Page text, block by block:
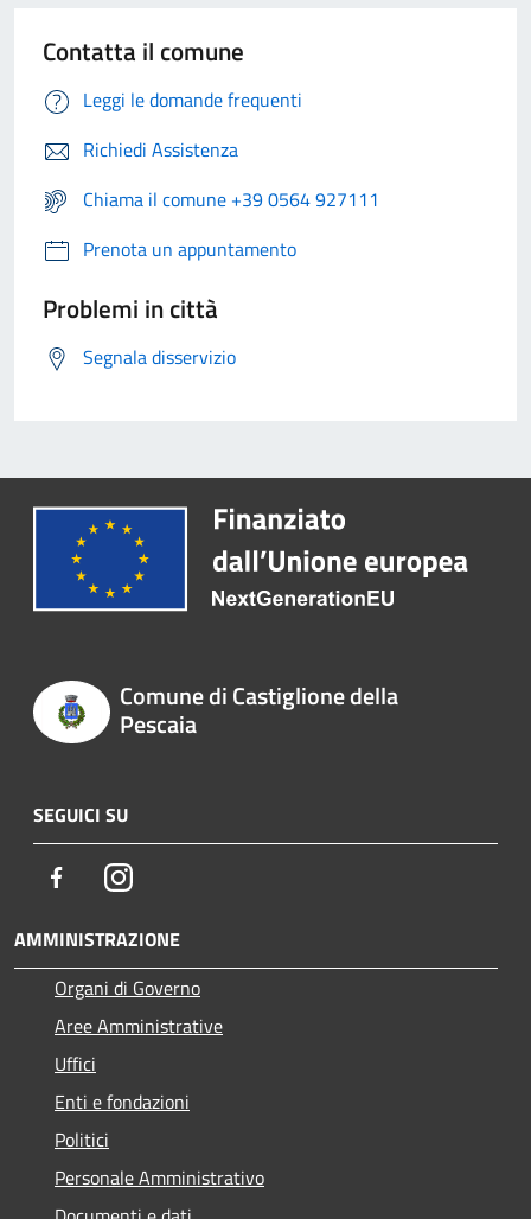
Contatta il comune
Leggi le domande frequenti
Richiedi Assistenza
Chiama il comune +39 0564 927111
Prenota un appuntamento
Problemi in città
Segnala disservizio
Comune di Castiglione della
Pescaia
SEGUICI SU
FacebookInstagram
AMMINISTRAZIONE
Organi di Governo
Aree Amministrative
Uffici
Enti e fondazioni
Politici
Personale Amministrativo